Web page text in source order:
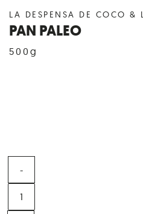
LA DESPENSA DE COCO &
PAN PALEO
500g
-